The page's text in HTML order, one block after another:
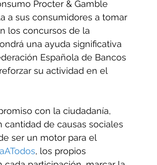
Procter & Gamble
a sus consumidores a tomar
los concursos de la
una ayuda significativa
Española de Bancos
su actividad en el
con la ciudadanía,
de causas sociales
ser un motor para el
, los propios